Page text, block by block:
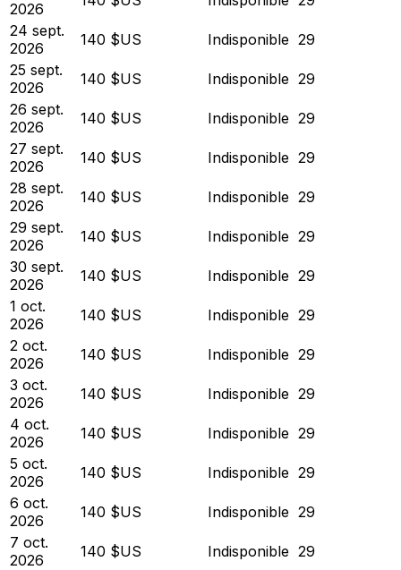
2026
24 sept.
2026
140 $US Indisponible 29
25 sept.
2026
140 $US Indisponible 29
26 sept.
2026
140 $US Indisponible 29
27 sept.
2026
140 $US Indisponible 29
28 sept.
2026
140 $US Indisponible 29
29 sept.
2026
140 $US Indisponible 29
30 sept.
2026
140 $US Indisponible 29
1 oct.
2026
140 $US Indisponible 29
2 oct.
2026
140 $US Indisponible 29
3 oct.
2026
140 $US Indisponible 29
4 oct.
2026
140 $US Indisponible 29
5 oct.
2026
140 $US Indisponible 29
6 oct.
2026
140 $US Indisponible 29
7 oct.
2026
140 $US Indisponible 29